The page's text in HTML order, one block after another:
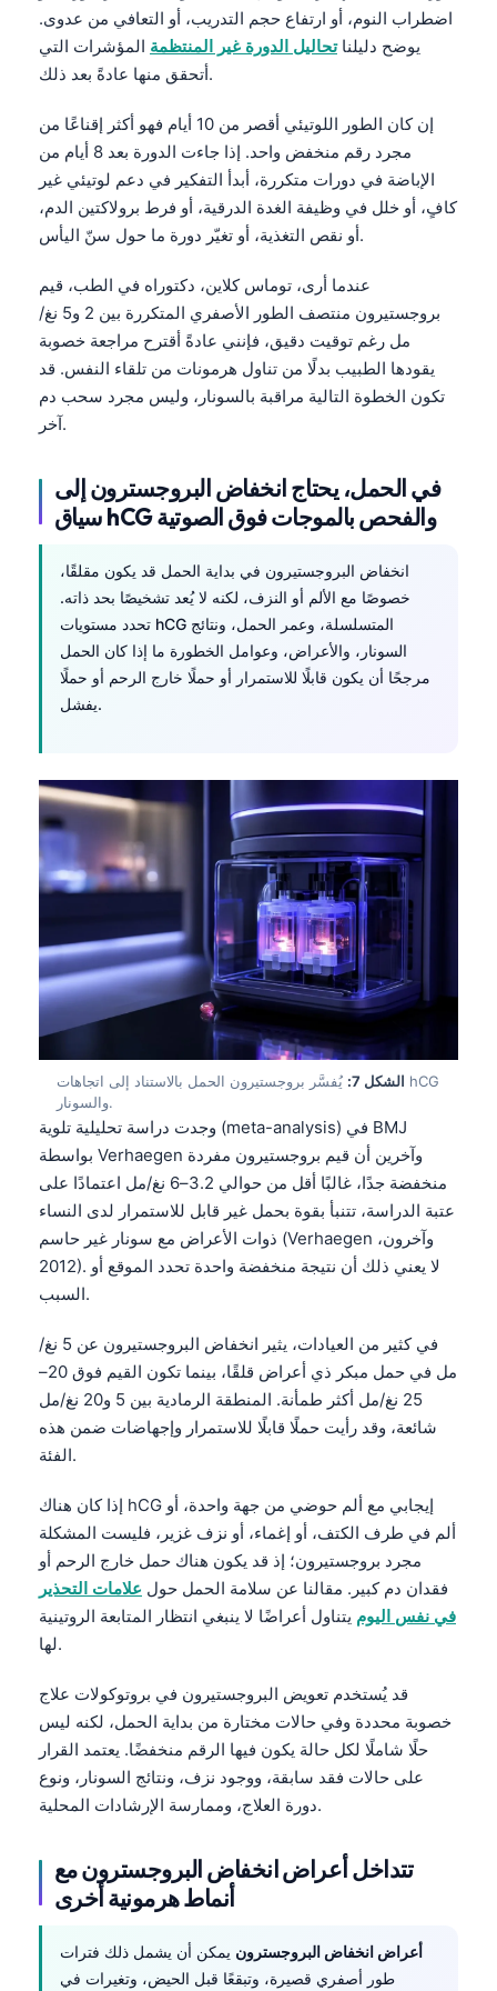
اضطراب النوم، أو ارتفاع حجم التدريب، أو التعافي من عدوى.
يوضح دليلناتحاليل الدورة غير المنتظمة المؤشرات التي
أتحقق منها عادةً بعد ذلك.
إن كان الطور اللوتيئي أقصر من 10 أيام فهو أكثر إقناعًا من
مجرد رقم منخفض واحد. إذا جاءت الدورة بعد 8 أيام من
الإباضة في دورات متكررة، أبدأ التفكير في دعم لوتيئي غير
كافٍ، أو خلل في وظيفة الغدة الدرقية، أو فرط برولاكتين الدم،
أو نقص التغذية، أو تغيّر دورة ما حول سنّ اليأس.
عندما أرى، توماس كلاين، دكتوراه في الطب، قيم
بروجستيرون منتصف الطور الأصفري المتكررة بين 2 و5 نغ/
مل رغم توقيت دقيق، فإنني عادةً أقترح مراجعة خصوبة
يقودها الطبيب بدلًا من تناول هرمونات من تلقاء النفس. قد
تكون الخطوة التالية مراقبة بالسونار، وليس مجرد سحب دم
آخر.
في الحمل، يحتاج انخفاض البروجسترون إلى
سياق hCG والفحص بالموجات فوق الصوتية
انخفاض البروجستيرون في بداية الحمل قد يكون مقلقًا،
خصوصًا مع الألم أو النزف، لكنه لا يُعد تشخيصًا بحد ذاته.
تحدد مستويات hCG المتسلسلة، وعمر الحمل، ونتائج
السونار، والأعراض، وعوامل الخطورة ما إذا كان الحمل
مرجحًا أن يكون قابلًا للاستمرار أو حملًا خارج الرحم أو حملًا
يفشل.
الشكل 7:
يُفسَّر بروجستيرون الحمل بالاستناد إلى اتجاهات hCG
والسونار.
وجدت دراسة تحليلية تلوية (meta-analysis) في BMJ
بواسطة Verhaegen وآخرين أن قيم بروجستيرون مفردة
منخفضة جدًا، غالبًا أقل من حوالي 3.2–6 نغ/مل اعتمادًا على
عتبة الدراسة، تتنبأ بقوة بحمل غير قابل للاستمرار لدى النساء
ذوات الأعراض مع سونار غير حاسم (Verhaegen وآخرون،
2012). لا يعني ذلك أن نتيجة منخفضة واحدة تحدد الموقع أو
السبب.
في كثير من العيادات، يثير انخفاض البروجستيرون عن 5 نغ/
مل في حمل مبكر ذي أعراض قلقًا، بينما تكون القيم فوق 20–
25 نغ/مل أكثر طمأنة. المنطقة الرمادية بين 5 و20 نغ/مل
شائعة، وقد رأيت حملًا قابلًا للاستمرار وإجهاضات ضمن هذه
الفئة.
إذا كان هناك hCG إيجابي مع ألم حوضي من جهة واحدة، أو
ألم في طرف الكتف، أو إغماء، أو نزف غزير، فليست المشكلة
مجرد بروجستيرون؛ إذ قد يكون هناك حمل خارج الرحم أو
فقدان دم كبير. مقالنا عن سلامة الحمل حول علامات التحذير
في نفس اليوم يتناول أعراضًا لا ينبغي انتظار المتابعة الروتينية
لها.
قد يُستخدم تعويض البروجستيرون في بروتوكولات علاج
خصوبة محددة وفي حالات مختارة من بداية الحمل، لكنه ليس
حلًا شاملًا لكل حالة يكون فيها الرقم منخفضًا. يعتمد القرار
على حالات فقد سابقة، ووجود نزف، ونتائج السونار، ونوع
دورة العلاج، وممارسة الإرشادات المحلية.
تتداخل أعراض انخفاض البروجسترون مع
أنماط هرمونية أخرى
أعراض انخفاض البروجسترون يمكن أن يشمل ذلك فترات
طور أصفري قصيرة، وتبقعًا قبل الحيض، وتغيرات في
Қазақ тілі
Hrvatski
Slovenčina
پښتو
سنڌي
සිංහල
Latviešu valoda
Македонски јазик
Euskara
Gàidhlig
العربية المغربية
Afrikaans
Монгол
Basa Jawa
Cebuano
ئۇيغۇرچە
Кыргызча
Татар теле
Беларуская мова
Frysk
Ślōnskŏ gŏdka
Norsk bokmål